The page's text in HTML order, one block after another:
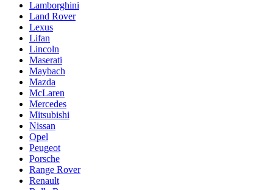
Lamborghini
Land Rover
Lexus
Lifan
Lincoln
Maserati
Maybach
Mazda
McLaren
Mercedes
Mitsubishi
Nissan
Opel
Peugeot
Porsche
Range Rover
Renault